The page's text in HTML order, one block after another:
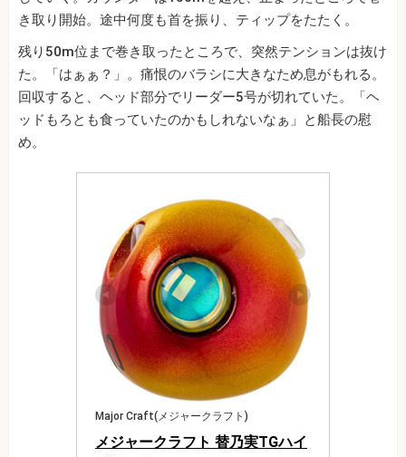
き取り開始。途中何度も首を振り、ティップをたたく。
残り50m位まで巻き取ったところで、突然テンションは抜け
た。「はぁぁ？」。痛恨のバラシに大きなため息がもれる。
回収すると、ヘッド部分でリーダー5号が切れていた。「ヘ
ッドもろとも食っていたのかもしれないなぁ」と船長の慰
め。
Major Craft(メジャークラフト)
メジャークラフト 替乃実TGハイ